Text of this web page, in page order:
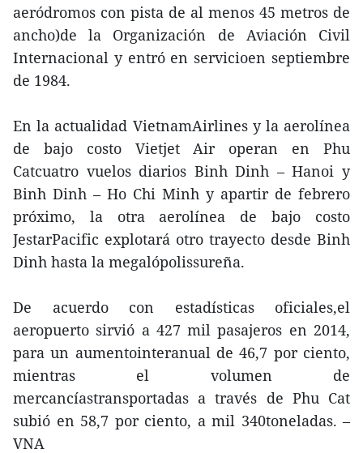
aeródromos con pista de al menos 45 metros de
ancho)de la Organización de Aviación Civil
Internacional y entró en servicioen septiembre
de 1984.
En la actualidad VietnamAirlines y la aerolínea
de bajo costo Vietjet Air operan en Phu
Catcuatro vuelos diarios Binh Dinh – Hanoi y
Binh Dinh – Ho Chi Minh y apartir de febrero
próximo, la otra aerolínea de bajo costo
JestarPacific explotará otro trayecto desde Binh
Dinh hasta la megalópolissureña.
De acuerdo con estadísticas oficiales,el
aeropuerto sirvió a 427 mil pasajeros en 2014,
para un aumentointeranual de 46,7 por ciento,
mientras el volumen de
mercancíastransportadas a través de Phu Cat
subió en 58,7 por ciento, a mil 340toneladas. –
VNA